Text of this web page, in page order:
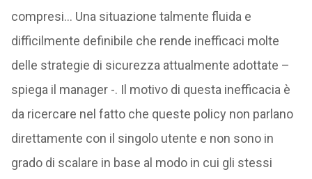
compresi… Una situazione talmente fluida e
difficilmente definibile che rende inefficaci molte
delle strategie di sicurezza attualmente adottate –
spiega il manager -. Il motivo di questa inefficacia è
da ricercare nel fatto che queste policy non parlano
direttamente con il singolo utente e non sono in
grado di scalare in base al modo in cui gli stessi